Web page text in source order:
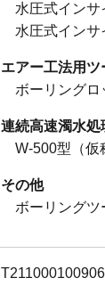
水圧式イン
水圧式インサ
エアー工法用ツ
ボーリング
連続高速濁水処
W-500型（仮
その他
ボーリングツ